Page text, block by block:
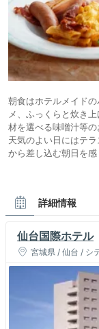
朝食はホテルメイド
メ、ふっくらと炊き
材を選べる味噌汁等
天気のよい日にはテ
から差し込む朝日を感
詳細情報
仙台国際ホテル
宮城県 / 仙台 / シ